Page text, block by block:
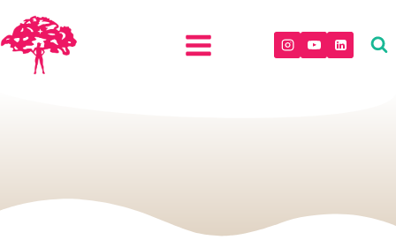
contenido